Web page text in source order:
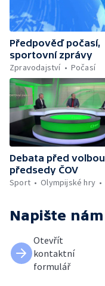
Předpověď počasí,
sportovní zprávy
Zpravodajství
Počasí
Debata před volbou
předsedy ČOV
Sport
Olympijské hry
Napište nám
Otevřít
kontaktní
formulář